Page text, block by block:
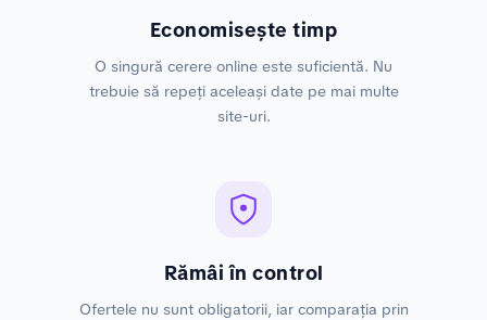
Economisește timp
O singură cerere online este suficientă. Nu
trebuie să repeți aceleași date pe mai multe
site-uri.
Rămâi în control
Ofertele nu sunt obligatorii, iar comparația prin